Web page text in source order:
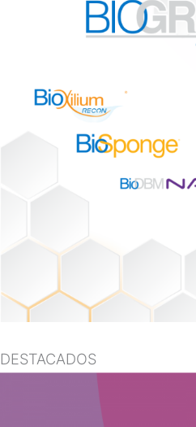
DESTACADOS